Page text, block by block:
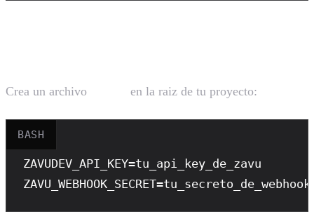
Crea un archivo en la raiz de tu proyecto:
BASH
ZAVUDEV_API_KEY
ZAVU_WEBHOOK_SECRET=tu_secreto_de_webhook